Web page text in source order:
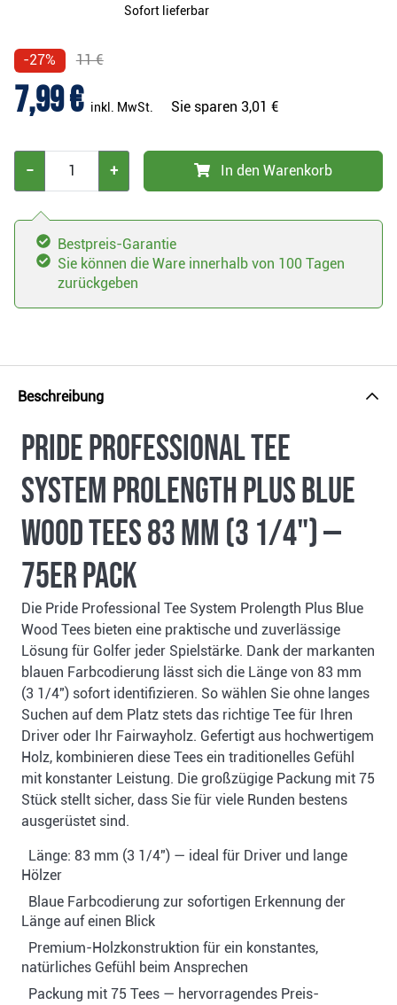
Sofort lieferbar
-27% 11 €
7,99 € inkl. MwSt. Sie sparen 3,01 €
− + In den Warenkorb
Bestpreis-Garantie
Sie können die Ware innerhalb von 100 Tagen
zurückgeben
Beschreibung
Pride Professional Tee
System Prolength Plus Blue
Wood Tees 83 mm (3 1/4") —
75er Pack
Die Pride Professional Tee System Prolength Plus Blue
Wood Tees bieten eine praktische und zuverlässige
Lösung für Golfer jeder Spielstärke. Dank der markanten
blauen Farbcodierung lässt sich die Länge von 83 mm
(3 1/4") sofort identifizieren. So wählen Sie ohne langes
Suchen auf dem Platz stets das richtige Tee für Ihren
Driver oder Ihr Fairwayholz. Gefertigt aus hochwertigem
Holz, kombinieren diese Tees ein traditionelles Gefühl
mit konstanter Leistung. Die großzügige Packung mit 75
Stück stellt sicher, dass Sie für viele Runden bestens
ausgerüstet sind.
Länge: 83 mm (3 1/4") — ideal für Driver und lange
Hölzer
Blaue Farbcodierung zur sofortigen Erkennung der
Länge auf einen Blick
Premium-Holzkonstruktion für ein konstantes,
natürliches Gefühl beim Ansprechen
Packung mit 75 Tees — hervorragendes Preis-